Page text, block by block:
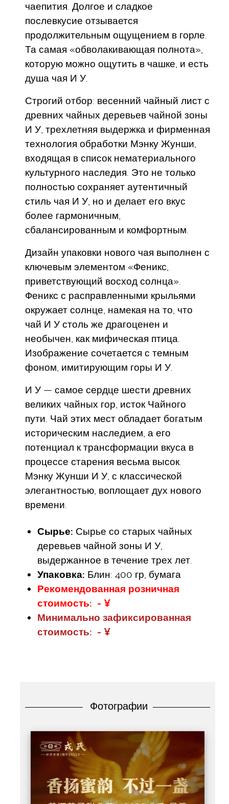
чаепития. Долгое и сладкое
послевкусие отзывается
продолжительным ощущением в горле.
Та самая «обволакивающая полнота»,
которую можно ощутить в чашке, и есть
душа чая И У.
Строгий отбор: весенний чайный лист с
древних чайных деревьев чайной зоны
И У, трехлетняя выдержка и фирменная
технология обработки Мэнку Жунши,
входящая в список нематериального
культурного наследия. Это не только
полностью сохраняет аутентичный
стиль чая И У, но и делает его вкус
более гармоничным,
сбалансированным и комфортным.
Дизайн упаковки нового чая выполнен с
ключевым элементом «Феникс,
приветствующий восход солнца».
Феникс с расправленными крыльями
окружает солнце, намекая на то, что
чай И У столь же драгоценен и
необычен, как мифическая птица.
Изображение сочетается с темным
фоном, имитирующим горы И У.
И У — самое сердце шести древних
великих чайных гор, исток Чайного
пути. Чай этих мест обладает богатым
историческим наследием, а его
потенциал к трансформации вкуса в
процессе старения весьма высок.
Мэнку Жунши И У, с классической
элегантностью, воплощает дух нового
времени.
Сырье: Сырье со старых чайных
деревьев чайной зоны И У,
выдержанное в течение трех лет.
Упаковка: Блин: 400 гр, бумага
Рекомендованная розничная
стоимость: - ¥
Минимально зафиксированная
стоимость: - ¥
Фотографии